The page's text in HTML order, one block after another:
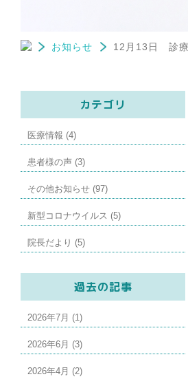
お知らせ 12月13日 診療
カテゴリ
医療情報 (4)
患者様の声 (3)
その他お知らせ (97)
新型コロナウイルス (5)
院長だより (5)
過去の記事
2026年7月 (1)
2026年6月 (3)
2026年4月 (2)